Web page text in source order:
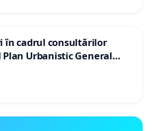
în cadrul consultărilor
Urbanistic General